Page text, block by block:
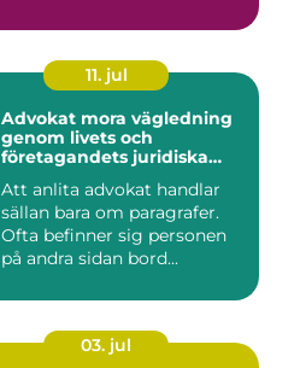
11. jul
Advokat mora vägledning
genom livets och
företagandets juridiska
Att anlita advokat handlar
sällan bara om paragrafer.
Ofta befinner sig personen
på andra sidan bord...
03. jul